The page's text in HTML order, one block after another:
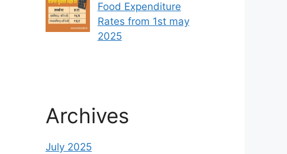
Food Expenditure
Rates from 1st may
2025
Archives
July 2025